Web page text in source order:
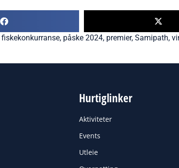
fiskekonkurranse, påske 2024, premier, Samipath,
Hurtiglinker
Aktiviteter
Events
Utleie